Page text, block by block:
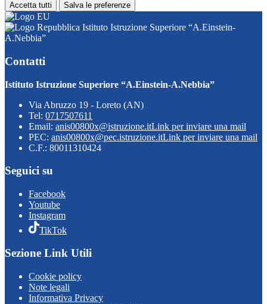
Accetta tutti Salva le preferenze
Istituto Istruzione Superiore “A.Einstein-
A.Nebbia”
Contatti
Istituto Istruzione Superiore “A.Einstein-A.Nebbia”
Via Abruzzo 19 - Loreto (AN)
Tel: 0717507611
Email: anis00800x@istruzione.itLink per inviare una mail
PEC: anis00800x@pec.istruzione.itLink per inviare una mail
C.F.: 80011310424
Seguici su
Facebook
Youtube
Instagram
TikTok
Sezione Link Utili
Cookie policy
Note legali
Informativa Privacy